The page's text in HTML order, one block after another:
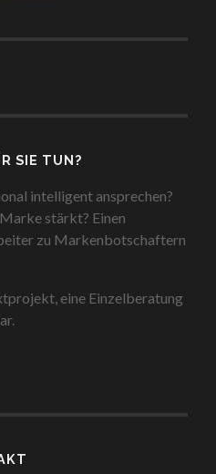
SIE TUN?
intelligent ansprechen?
stärkt? Einen
zu Markenbotschaftern
eine Einzelberatung